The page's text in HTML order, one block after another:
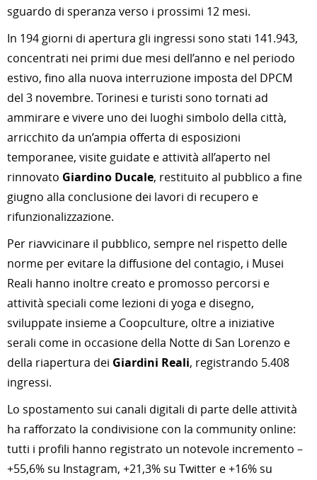
sguardo di speranza verso i prossimi 12 mesi.
In 194 giorni di apertura gli ingressi sono stati 141.943,
concentrati nei primi due mesi dell’anno e nel periodo
estivo, fino alla nuova interruzione imposta del DPCM
del 3 novembre. Torinesi e turisti sono tornati ad
ammirare e vivere uno dei luoghi simbolo della città,
arricchito da un’ampia offerta di esposizioni
temporanee, visite guidate e attività all’aperto nel
rinnovato Giardino Ducale, restituito al pubblico a fine
giugno alla conclusione dei lavori di recupero e
rifunzionalizzazione.
Per riavvicinare il pubblico, sempre nel rispetto delle
norme per evitare la diffusione del contagio, i Musei
Reali hanno inoltre creato e promosso percorsi e
attività speciali come lezioni di yoga e disegno,
sviluppate insieme a Coopculture, oltre a iniziative
serali come in occasione della Notte di San Lorenzo e
della riapertura dei Giardini Reali, registrando 5.408
ingressi.
Lo spostamento sui canali digitali di parte delle attività
ha rafforzato la condivisione con la community online:
tutti i profili hanno registrato un notevole incremento –
+55,6% su Instagram, +21,3% su Twitter e +16% su